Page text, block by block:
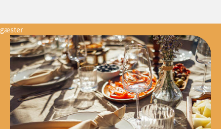
gæster